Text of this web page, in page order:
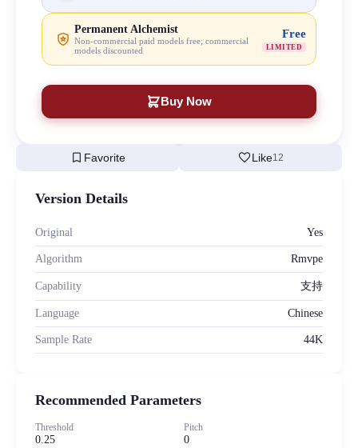
Permanent Alchemist
Non-commercial paid models free; commercial
models discounted
Free
LIMITED
Buy Now
bookmark Favorite favoriteLike12
Version Details
Original Yes
Algorithm Rmvpe
Capability 支持
Language Chinese
Sample Rate 44K
Recommended Parameters
Threshold
0.25
Pitch
0